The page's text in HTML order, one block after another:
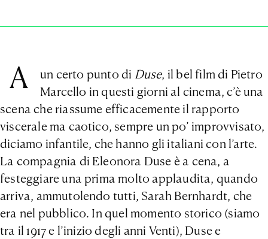
A un certo punto di Duse, il bel film di Pietro
Marcello in questi giorni al cinema, c’è una
scena che riassume efficacemente il rapporto
viscerale ma caotico, sempre un po’ improvvisato,
diciamo infantile, che hanno gli italiani con l’arte.
La compagnia di Eleonora Duse è a cena, a
festeggiare una prima molto applaudita, quando
arriva, ammutolendo tutti, Sarah Bernhardt, che
era nel pubblico. In quel momento storico (siamo
tra il 1917 e l’inizio degli anni Venti), Duse e